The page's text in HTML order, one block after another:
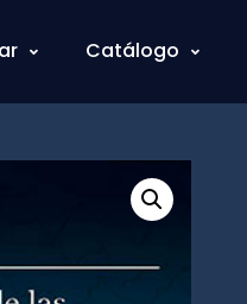
Catálogo